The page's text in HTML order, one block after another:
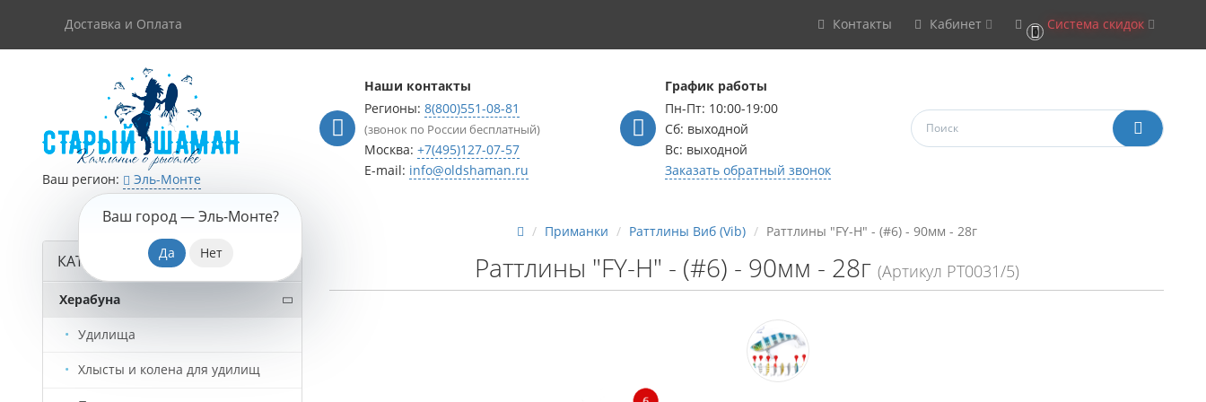
Доставка и Оплата Контакты Кабинет 0 Система скидок
Ваш регион: Эль-Монте
Ваш город —Эль-Монте?
Наши контакты
Регионы: 8(800)551-08-81
(звонок по России бесплатный)
Москва: +7(495)127-07-57
E-mail: info@oldshaman.ru
График работы
Пн-Пт: 10:00-19:00
Сб: выходной
Вс: выходной
Заказать обратный звонок
КАТАЛОГ ТОВАРОВ
Херабуна
Удилища
Хлысты и колена для удилищ
Приманки Раттлины Виб (Vib) Раттлины "FY-H" - (#6) - 90мм - 28г
Раттлины "FY-H" - (#6) - 90мм - 28г (Артикул РТ0031/5)